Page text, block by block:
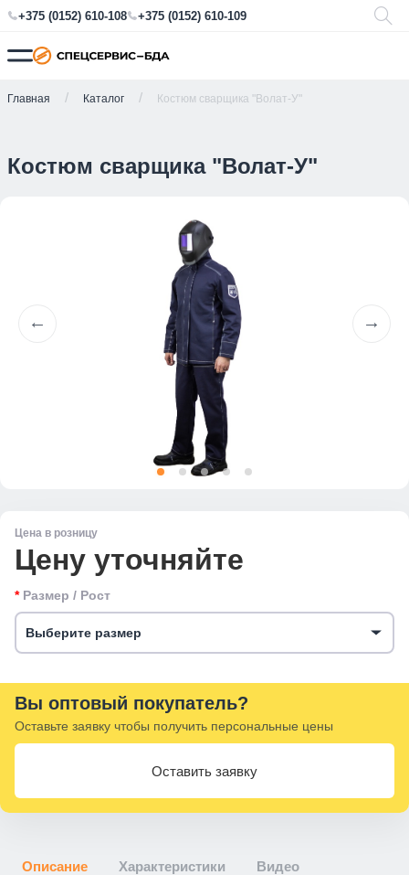
+375 (0152) 610-108 +375 (0152) 610-109
Главная Каталог Костюм сварщика "Волат-У"
Костюм сварщика "Волат-У"
Цена в розницу
Цену уточняйте
Размер / Рост
Выберите размер
Вы оптовый покупатель?
Оставьте заявку чтобы получить персональные цены
Оставить заявку
Описание Характеристики Видео